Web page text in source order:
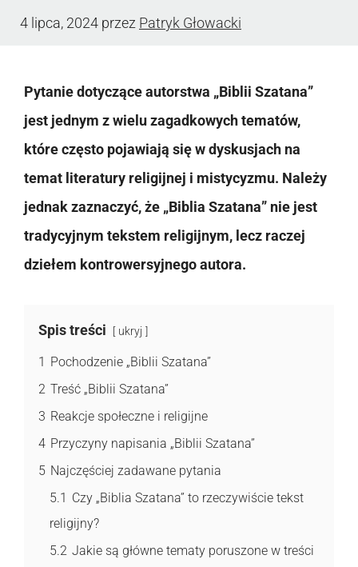
4 lipca, 2024 przez Patryk Głowacki
Pytanie dotyczące autorstwa „Biblii Szatana”
jest jednym z wielu zagadkowych tematów,
które często pojawiają się w dyskusjach na
temat literatury religijnej i mistycyzmu. Należy
jednak zaznaczyć, że „Biblia Szatana” nie jest
tradycyjnym tekstem religijnym, lecz raczej
dziełem kontrowersyjnego autora.
Spis treści ukryj
1 Pochodzenie „Biblii Szatana”
2 Treść „Biblii Szatana”
3 Reakcje społeczne i religijne
4 Przyczyny napisania „Biblii Szatana”
5 Najczęściej zadawane pytania
5.1 Czy „Biblia Szatana” to rzeczywiście tekst
religijny?
5.2 Jakie są główne tematy poruszone w treści